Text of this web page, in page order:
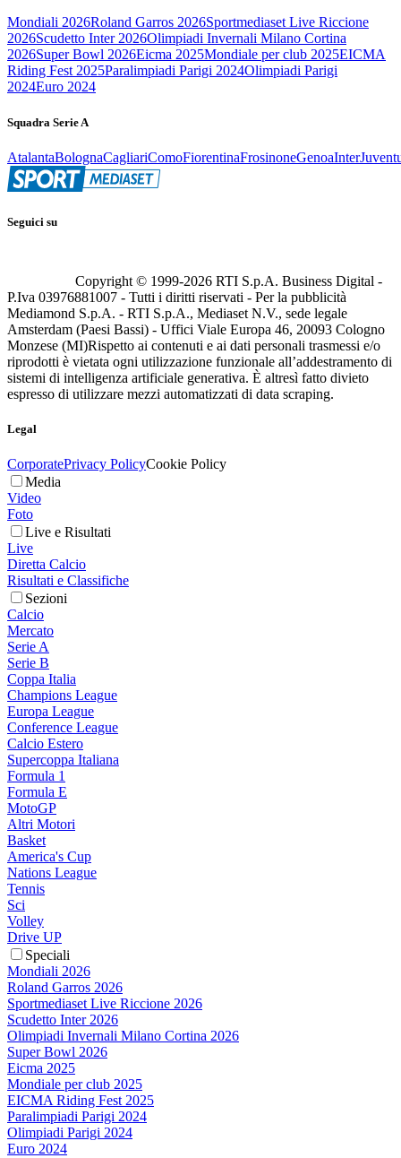
Mondiali 2026Roland Garros 2026Sportmediaset Live Riccione
2026Scudetto Inter 2026Olimpiadi Invernali Milano Cortina
2026Super Bowl 2026Eicma 2025Mondiale per club 2025EICMA
Riding Fest 2025Paralimpiadi Parigi 2024Olimpiadi Parigi
2024Euro 2024
Squadra Serie A
AtalantaBolognaCagliariComoFiorentinaFrosinoneGenoaInter
Seguici su
Copyright © 1999-2026 RTI S.p.A. Business Digital -
P.Iva 03976881007 - Tutti i diritti riservati - Per la pubblicità
Mediamond S.p.A. - RTI S.p.A., Mediaset N.V., sede legale
Amsterdam (Paesi Bassi) - Uffici Viale Europa 46, 20093 Cologno
Monzese (MI)Rispetto ai contenuti e ai dati personali trasmessi e/o
riprodotti è vietata ogni utilizzazione funzionale all’addestramento di
sistemi di intelligenza artificiale generativa. È altresì fatto divieto
espresso di utilizzare mezzi automatizzati di data scraping.
Legal
CorporatePrivacy PolicyCookie Policy
Media
Video
Foto
Live e Risultati
Live
Diretta Calcio
Risultati e Classifiche
Sezioni
Calcio
Mercato
Serie A
Serie B
Coppa Italia
Champions League
Europa League
Conference League
Calcio Estero
Supercoppa Italiana
Formula 1
Formula E
MotoGP
Altri Motori
Basket
America's Cup
Nations League
Tennis
Sci
Volley
Drive UP
Speciali
Mondiali 2026
Roland Garros 2026
Sportmediaset Live Riccione 2026
Scudetto Inter 2026
Olimpiadi Invernali Milano Cortina 2026
Super Bowl 2026
Eicma 2025
Mondiale per club 2025
EICMA Riding Fest 2025
Paralimpiadi Parigi 2024
Olimpiadi Parigi 2024
Euro 2024